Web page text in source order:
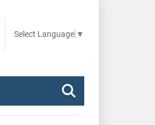
Select Language ▼